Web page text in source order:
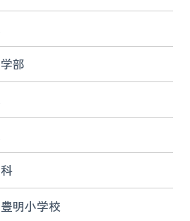
部
明小学校